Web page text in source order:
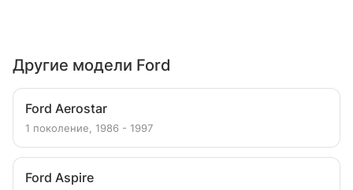
Другие модели Ford
Ford Aerostar
1 поколение, 1986 - 1997
Ford Aspire